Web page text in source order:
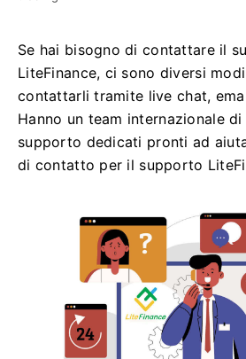
Se hai bisogno di contattare il
LiteFinance, ci sono diversi
contattarli tramite live chat,
Hanno un team internazionale
supporto dedicati pronti ad
di contatto per il supporto